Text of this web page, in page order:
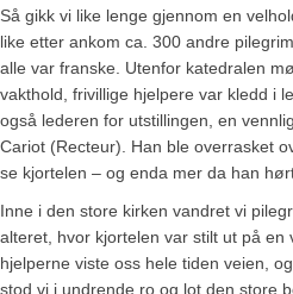
Så gikk vi like lenge gjennom en
like etter ankom ca. 300 andre
alle var franske. Utenfor katedralen
vakthold, frivillige hjelpere var kledd i
også lederen for utstillingen, en
Cariot (Recteur). Han ble overrasket
se kjortelen – og enda mer da han
Inne i den store kirken vandret vi
alteret, hvor kjortelen var stilt ut på en
hjelperne viste oss hele tiden veien,
stod vi i undrende ro og lot den store